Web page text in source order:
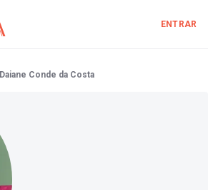
ENTRAR
Daiane Conde da Costa